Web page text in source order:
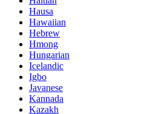
Hausa
Hawaiian
Hebrew
Hmong
Hungarian
Icelandic
Igbo
Javanese
Kannada
Kazakh